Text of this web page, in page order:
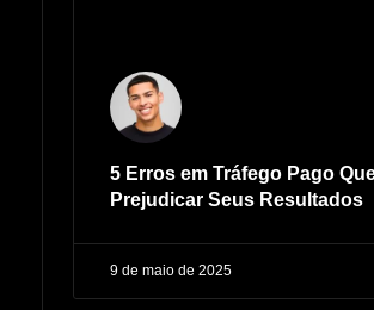
5 Erros em Tráfego Pago
Prejudicar Seus Resultados
9 de maio de 2025